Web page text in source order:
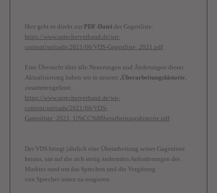
Hier geht es direkt zur PDF-Datei der Gagenliste:
https://www.sprecherverband.de/wp-
content/uploads/2021/06/VDS-Gagenliste_2021.pdf
Eine Übersicht über alle Neuerungen und Änderungen dieser
Aktualisierung haben wir in unserer ‚Überarbeitungshistorie ‚
zusammengefasst:
https://www.sprecherverband.de/wp-
content/uploads/2021/06/VDS-
Gagenliste_2021_U%CC%88berarbeitungshistorie.pdf
Der VDS bringt jährlich eine Überarbeitung seiner Gagenliste
heraus, um auf die sich stetig ändernden Anforderungen des
Marktes rund um das Sprechen und die Vergütung
von Sprecher:innen zu reagieren.